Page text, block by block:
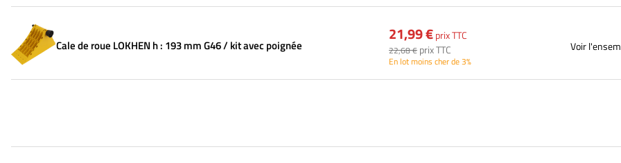
Cale de roue LOKHEN h : 193 mm G46 / kit avec poignée
21,99 €prix TTC
22,68 € prix TTC
En lot moins cher de 3%
Voir